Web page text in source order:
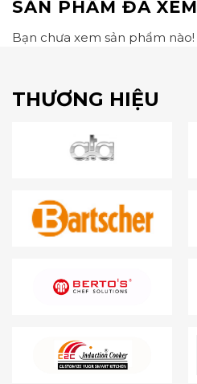
SẢN PHẨM ĐÃ XEM
Bạn chưa xem sản phẩm nào!
THƯƠNG HIỆU